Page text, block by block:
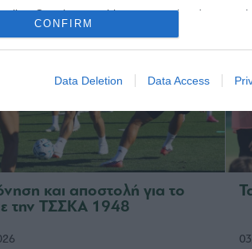
allow Google to enable storage related to
functionality and fraud prevention, and
CONFIRM
Data Deletion Data Access
και αποστολή για το
την ΤΣΣΚΑ 1948